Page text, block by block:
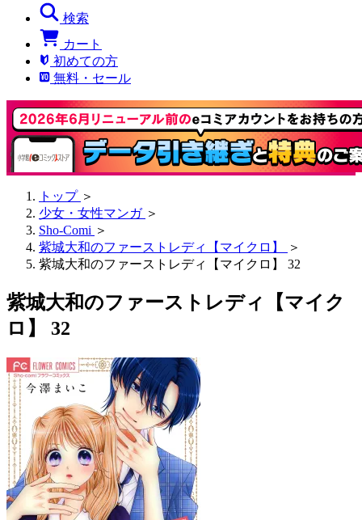
検索
カート
初めての方
無料・セール
トップ ＞
少女・女性マンガ ＞
Sho-Comi ＞
紫城大和のファーストレディ【マイクロ】
＞
紫城大和のファーストレディ【マイクロ】 32
紫城大和のファーストレディ【マイク
ロ】 32